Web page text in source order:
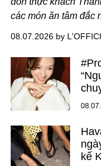
các món ăn tâm đắc
món ăn đa dạng từ
nhờ cảm giác ngon
mang đến niềm vui
08.07.2026 by
kế